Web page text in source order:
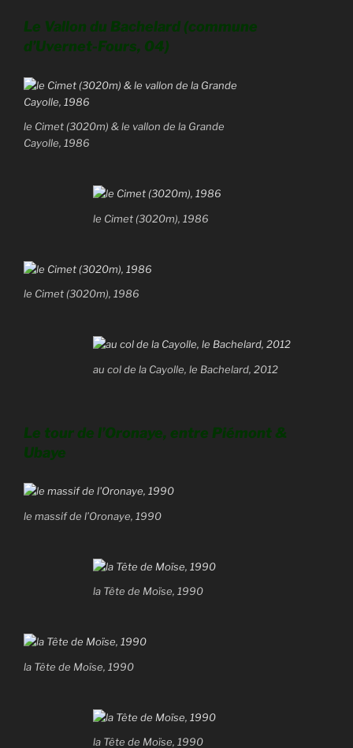
Le Vallon du Bachelard (commune
d’Uvernet-Fours, 04)
le Cimet (3020m) & le vallon de la Grande
Cayolle, 1986
le Cimet (3020m), 1986
le Cimet (3020m), 1986
au col de la Cayolle, le Bachelard, 2012
Le tour de l’Oronaye, entre Piémont &
Ubaye
le massif de l’Oronaye, 1990
la Tête de Moïse, 1990
la Tête de Moïse, 1990
la Tête de Moïse, 1990